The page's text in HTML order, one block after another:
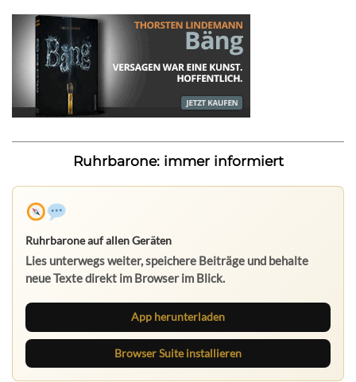
Ruhrbarone: immer informiert
Ruhrbarone auf allen Geräten
Lies unterwegs weiter, speichere Beiträge und behalte
neue Texte direkt im Browser im Blick.
App herunterladen
Browser Suite installieren